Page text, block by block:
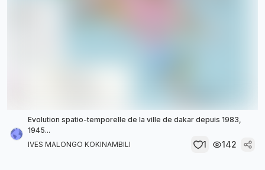
Evolution spatio-temporelle de la ville de dakar depuis 1983,
1945...
IVES MALONGO KOKINAMBILI
1 142